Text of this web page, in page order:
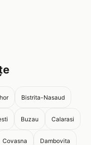
Bistrita-Nasaud
Buzau Calarasi
Covasna Dambovita